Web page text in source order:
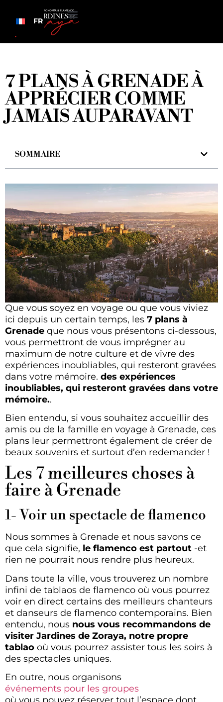
FR
7 PLANS À GRENADE À
APPRÉCIER COMME
JAMAIS AUPARAVANT
SOMMAIRE
Que vous soyez en voyage ou que vous viviez
ici depuis un certain temps, les 7 plans à
Grenade que nous vous présentons ci-dessous,
vous permettront de vous imprégner au
maximum de notre culture et de vivre des
expériences inoubliables, qui resteront gravées
dans votre mémoire. des expériences
inoubliables, qui resteront gravées dans votre
mémoire..
Bien entendu, si vous souhaitez accueillir des
amis ou de la famille en voyage à Grenade, ces
plans leur permettront également de créer de
beaux souvenirs et surtout d’en redemander !
Les 7 meilleures choses à
faire à Grenade
1- Voir un spectacle de flamenco
Nous sommes à Grenade et nous savons ce
que cela signifie, le flamenco est partout -et
rien ne pourrait nous rendre plus heureux.
Dans toute la ville, vous trouverez un nombre
infini de tablaos de flamenco où vous pourrez
voir en direct certains des meilleurs chanteurs
et danseurs de flamenco contemporains. Bien
entendu, nous nous vous recommandons de
visiter Jardines de Zoraya, notre propre
tablao où vous pourrez assister tous les soirs à
des spectacles uniques.
En outre, nous organisons
événements pour les groupes